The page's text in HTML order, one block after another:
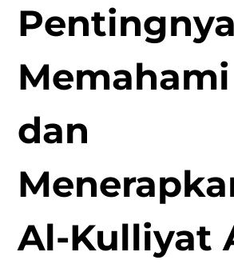
Pentingnya
Memahami
dan
Al-Kulliyat